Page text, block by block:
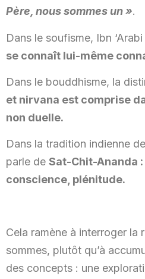
Père, nous sommes un ».
Dans le soufisme, Ibn
se connaît lui-même
Dans le bouddhisme, la
et nirvana est comprise
non duelle.
Dans la tradition indienne
parle de Sat-Chit-Ananda
conscience, plénitude.
Cela ramène à interroger la
sommes, plutôt qu’à
des concepts : une